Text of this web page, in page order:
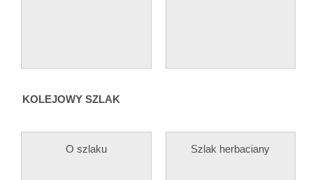
KOLEJOWY SZLAK
O szlaku Szlak herbaciany